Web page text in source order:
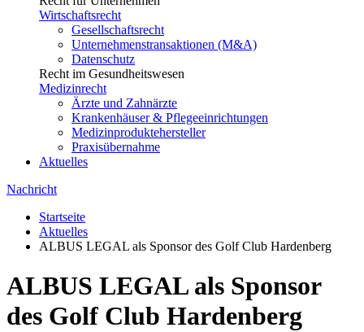
Wirtschaftsrecht
Gesellschaftsrecht
Unternehmenstransaktionen (M&A)
Datenschutz
Recht im Gesundheitswesen
Medizinrecht
Ärzte und Zahnärzte
Krankenhäuser & Pflegeeinrichtungen
Medizinproduktehersteller
Praxisübernahme
Aktuelles
Nachricht
Startseite
Aktuelles
ALBUS LEGAL als Sponsor des Golf Club Hardenberg
ALBUS LEGAL als Sponsor
des Golf Club Hardenberg